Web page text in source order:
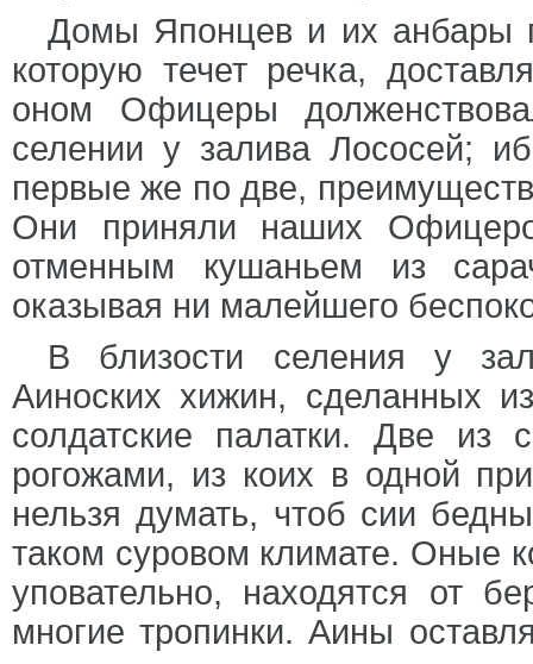
Домы Японцев и их анбары
которую течет речка,
оном Офицеры
селении у залива Лососей;
первые же по две,
Они приняли наших
отменным кушаньем из
оказывая ни малейшего
В близости селения у
Аиноских хижин, сделанных
солдатские палатки. Две
рогожами, из коих в одной
нельзя думать, чтоб сии
таком суровом климате. Оные
уповательно, находятся от
многие тропинки. Аины